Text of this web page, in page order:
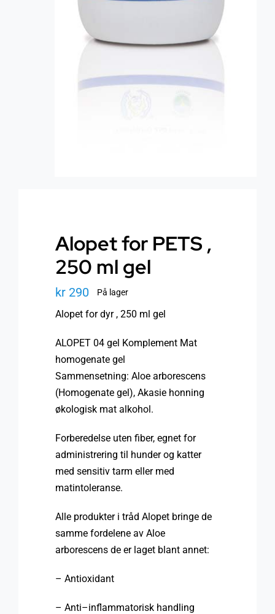
Alopet for PETS ,
250 ml gel
kr 290 På lager
Alopet for dyr , 250 ml gel
ALOPET 04 gel Komplement Mat
homogenate gel
Sammensetning: Aloe arborescens
(Homogenate gel), Akasie honning
økologisk mat alkohol.
Forberedelse uten fiber, egnet for
administrering til hunder og katter
med sensitiv tarm eller med
matintoleranse.
Alle produkter i tråd Alopet bringe de
samme fordelene av Aloe
arborescens de er laget blant annet:
– Antioxidant
– Anti–inflammatorisk handling